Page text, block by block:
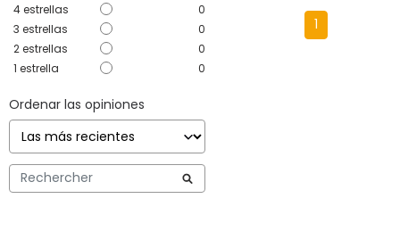
4estrellas
0
3 estrellas
0
2estrellas
0
1 estrella 0
Ordenar las opiniones
1